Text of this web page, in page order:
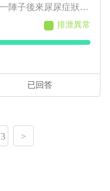
陣子後來尿尿症狀改
像以前那樣一天一
網路上的建議說可以
飼料該換換看嗎
排泄異常
已回答
>